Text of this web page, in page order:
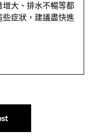
增大、排水不暢等都
些症狀，建議盡快進